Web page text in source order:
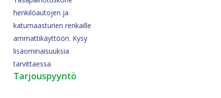
henkilöautojen ja
katumaasturien renkaille
ammattikäyttöön. Kysy
lisäominaisuuksia
tarvittaessa.
Tarjouspyyntö